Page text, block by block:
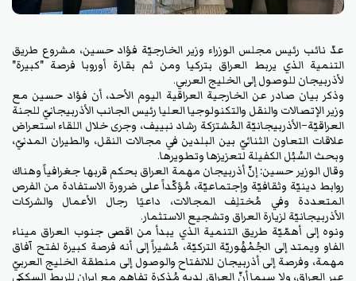
عدّ نائب رئيس مجلس الوزراء وزير الخارجيَّة فؤاد حسين، مشروع طريق
التنمية الذي يربط العراق بتركيا ومن ثم بقارة أوروبا فرصة "كبيرة"
لأذربيجان للوصول إلى الخليج العربي.
وذكر بيان صادر عن الخارجية العراقية اليوم الأحد، أن فؤاد حسين مع
وزير الإتصالات والنقل والتكنولوجيا العليا رئيس الجانب الأذربيجانيّ للجنة
العراقيَّة–الأذربيجانيَّة المُشترَكة رشاد نبييف، وجرى خلال اللقاء استعراض
علاقات التعاون الثنائيّ بين البلدين في مجالات النقل، والطيران المدنيّ،
وبحث السُبُل الكفيلة لتعزيزها وتطويرها.
وقال الوزير حسين: إنَّ أذربيجان مهمة العراق بحكم قربها جغرافياً وهناك
روابط دينيَّة وثقافيَّة وإجتماعيَّة، مُؤكَّداً على ضرورة الاستفادة من الفرص
المتعددة وفي مُختلِف المجالات، داعيًا رجال الأعمال والشركات
الأذربيجانيَّة لزيارة العراق وتشجيع الاستثمار.
ونوه إلى أهمّيَّة طريق التنمية الذي يبدأ من اقصى جنوب العراق ميناء
الفاو ويمتد إلى الجُمْهُوريَّة التركيَّة، مُشيراً إلى أنه فرصة كبيرة لفتح آفاق
مهمة، وفرصة إلى أذربيجان للانفتاح والوصول إلى منطقة الخليج العربيّ
عبر العراق، ولا سيما أنَّ العراق لديه مُذكرة تفاهم مع إيران للربط السككي